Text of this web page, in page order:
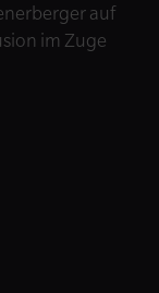
auf
im Zuge